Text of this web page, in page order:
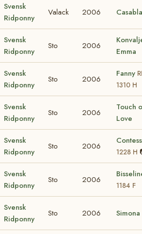
Svensk
Ridponny
Valack 2006
Svensk
Ridponny
Sto 2006
Emma
Svensk
Ridponny
Sto 2006
Fanny
1310 H
Svensk
Ridponny
Sto 2006
Touch
Love
Svensk
Ridponny
Sto 2006
1228 H
Svensk
Ridponny
Sto 2006
1184 F
Svensk
Ridponny
Sto 2006 Simona